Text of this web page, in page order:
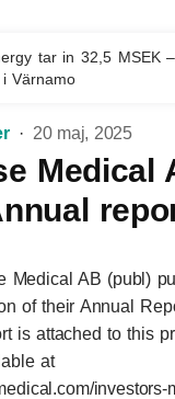
tar in 32,5 MSEK
Värnamo
20 maj, 2025
Medical
Medical AB (publ)
of their Annual
is attached to this
at
investors-